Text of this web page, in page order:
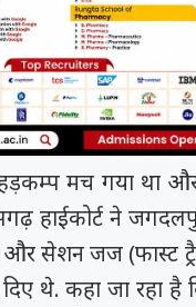
मच गया था
हाईकोर्ट ने
और सेशन जज (फास्ट
कहा जा रहा है कि